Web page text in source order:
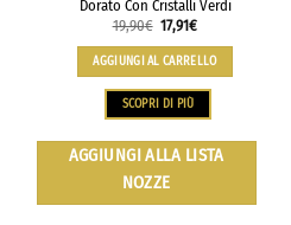
Dorato Con Cristalli Verdi
19,90€ 17,91€
AGGIUNGI AL CARRELLO
SCOPRI DI PIÙ
AGGIUNGI ALLA LISTA
NOZZE